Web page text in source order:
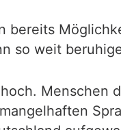
bereits
so weit